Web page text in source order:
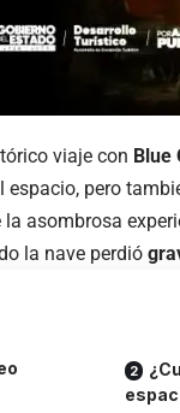
viaje con Blue
pero
asombrosa
la nave perdió